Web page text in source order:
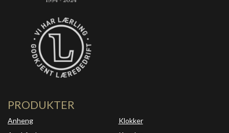
PRODUKTER
Anheng
Klokker